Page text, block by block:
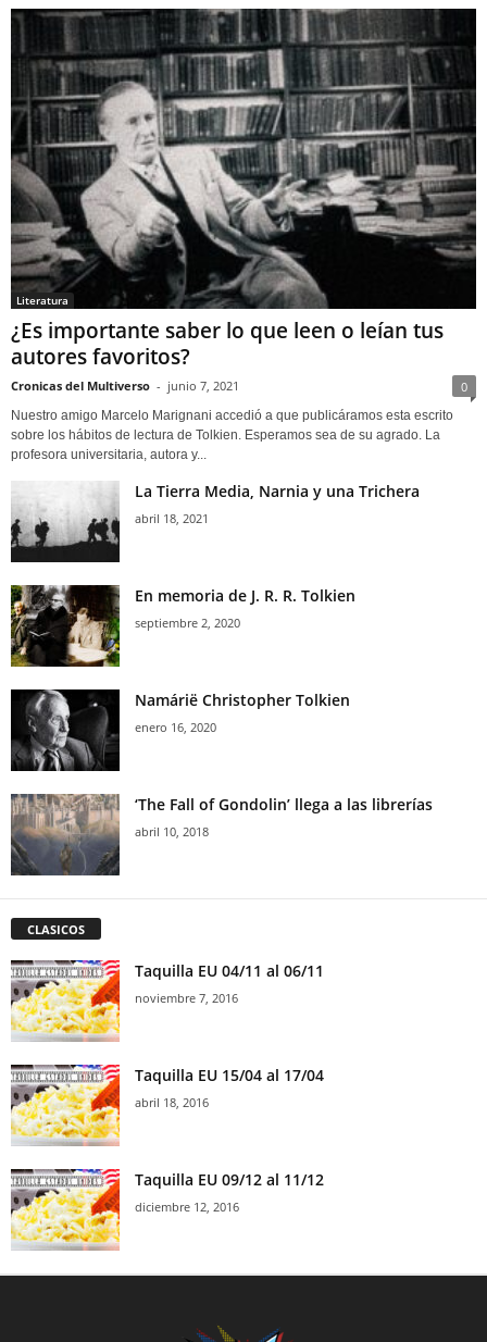
Literatura
¿Es importante saber lo que leen o leían tus
autores favoritos?
Cronicas del Multiverso - junio 7, 2021 0
Nuestro amigo Marcelo Marignani accedió a que publicáramos esta escrito
sobre los hábitos de lectura de Tolkien. Esperamos sea de su agrado. La
profesora universitaria, autora y...
La Tierra Media, Narnia y una Trichera
abril 18, 2021
En memoria de J. R. R. Tolkien
septiembre 2, 2020
Namárië Christopher Tolkien
enero 16, 2020
‘The Fall of Gondolin’ llega a las librerías
abril 10, 2018
CLASICOS
Taquilla EU 04/11 al 06/11
noviembre 7, 2016
Taquilla EU 15/04 al 17/04
abril 18, 2016
Taquilla EU 09/12 al 11/12
diciembre 12, 2016